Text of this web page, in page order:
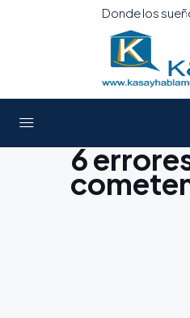
Donde los
6